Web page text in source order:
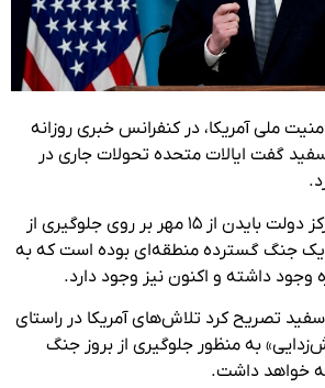
ملی آمریکا، در کنفرانس خبری روزانه
کاخ سفید گفت ایالات متحده تحولات جاری در
سالیوان گفت تمام تمرکز دولت بایدن از ۱۵ مهر بر روی جلوگیری از
جنگ گسترده منطقه‌ای بوده است که به
وجود داشته و اکنون نیز وجود دارد.
تصریح کرد تلاش‌های آمریکا در راستای
به منظور جلوگیری از بروز جنگ
خواهد داشت.